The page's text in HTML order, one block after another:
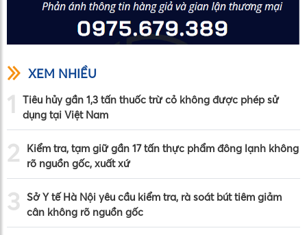
XEM NHIỀU
1
Tiêu hủy gần 1,3 tấn thuốc trừ cỏ không được phép sử
dụng tại Việt Nam
2
Kiểm tra, tạm giữ gần 17 tấn thực phẩm đông lạnh không
rõ nguồn gốc, xuất xứ
3 Sở Y tế Hà Nội yêu cầu kiểm tra, rà soát bút tiêm giảm
cân không rõ nguồn gốc